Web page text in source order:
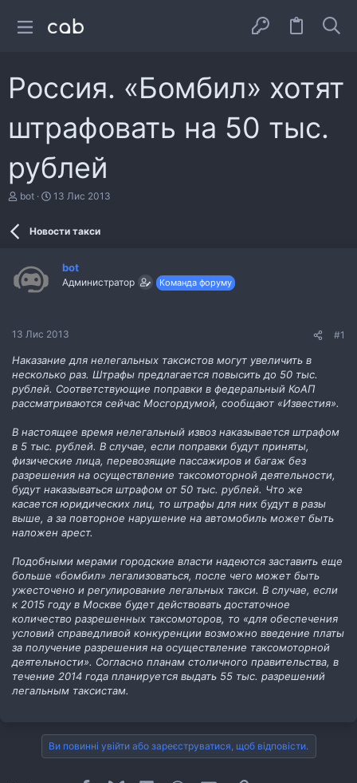
Россия. «Бомбил» хотят
штрафовать на 50 тыс.
рублей
А
е
м
bot
Д
а
н
13 Лис 2013
Новости такси
bot
Администратор Команда форуму
13 Лис 2013 #1
Наказание для нелегальных таксистов могут увеличить в
несколько раз. Штрафы предлагается повысить до 50 тыс.
рублей. Соответствующие поправки в федеральный КоАП
рассматриваются сейчас Мосгордумой, сообщают «Известия».
В настоящее время нелегальный извоз наказывается штрафом
в 5 тыс. рублей. В случае, если поправки будут приняты,
физические лица, перевозящие пассажиров и багаж без
разрешения на осуществление таксомоторной деятельности,
будут наказываться штрафом от 50 тыс. рублей. Что же
касается юридических лиц, то штрафы для них будут в разы
выше, а за повторное нарушение на автомобиль может быть
наложен арест.
Подобными мерами городские власти надеются заставить еще
больше «бомбил» легализоваться, после чего может быть
ужесточено и регулирование легальных такси. В случае, если
к 2015 году в Москве будет действовать достаточное
количество разрешенных таксомоторов, то «для обеспечения
условий справедливой конкуренции возможно введение платы
за получение разрешения на осуществление таксомоторной
деятельности». Согласно планам столичного правительства, в
течение 2014 года планируется выдать 55 тыс. разрешений
легальным таксистам.
Ви повинні увійти або зареєструватися, щоб відповісти.